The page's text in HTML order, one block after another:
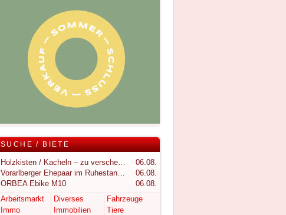
SUCHE / BIETE
Holzkisten / Kacheln – zu verschenken
06.08.
Vorarlberger Ehepaar im Ruhestand sucht ruhigen Rückzugsort im Bregenzerwald
06.08.
ORBEA Ebike M10
06.08.
Arbeitsmarkt
Diverses
Fahrzeuge
Immo
Immobilien
Tiere